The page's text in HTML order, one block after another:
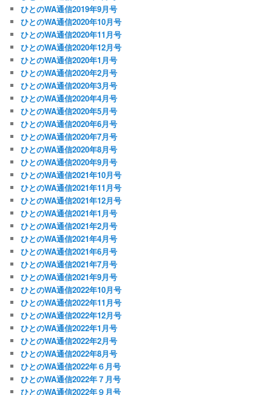
ひとのWA通信2019年9月号
ひとのWA通信2020年10月号
ひとのWA通信2020年11月号
ひとのWA通信2020年12月号
ひとのWA通信2020年1月号
ひとのWA通信2020年2月号
ひとのWA通信2020年3月号
ひとのWA通信2020年4月号
ひとのWA通信2020年5月号
ひとのWA通信2020年6月号
ひとのWA通信2020年7月号
ひとのWA通信2020年8月号
ひとのWA通信2020年9月号
ひとのWA通信2021年10月号
ひとのWA通信2021年11月号
ひとのWA通信2021年12月号
ひとのWA通信2021年1月号
ひとのWA通信2021年2月号
ひとのWA通信2021年4月号
ひとのWA通信2021年6月号
ひとのWA通信2021年7月号
ひとのWA通信2021年9月号
ひとのWA通信2022年10月号
ひとのWA通信2022年11月号
ひとのWA通信2022年12月号
ひとのWA通信2022年1月号
ひとのWA通信2022年2月号
ひとのWA通信2022年8月号
ひとのWA通信2022年６月号
ひとのWA通信2022年７月号
ひとのWA通信2022年９月号